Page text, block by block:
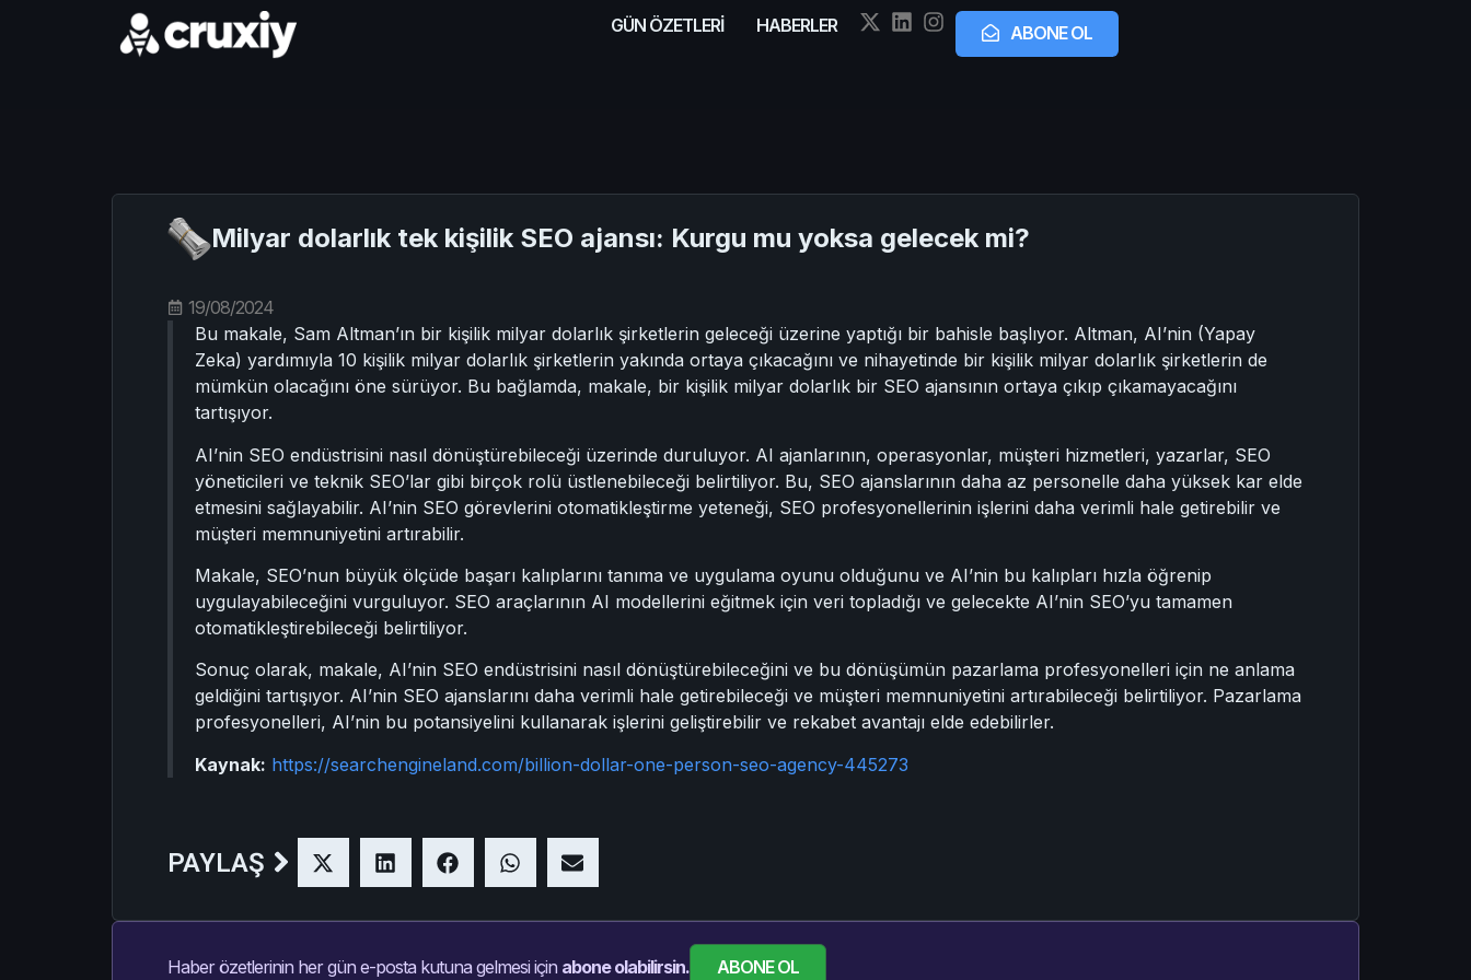
GÜN ÖZETLERİ HABERLER ABONE OL
Milyar dolarlık tek kişilik SEO ajansı: Kurgu mu yoksa gelecek mi?
19/08/2024
Bu makale, Sam Altman’ın bir kişilik milyar dolarlık şirketlerin geleceği üzerine yaptığı bir bahisle başlıyor. Altman, AI’nin (Yapay
Zeka) yardımıyla 10 kişilik milyar dolarlık şirketlerin yakında ortaya çıkacağını ve nihayetinde bir kişilik milyar dolarlık şirketlerin de
mümkün olacağını öne sürüyor. Bu bağlamda, makale, bir kişilik milyar dolarlık bir SEO ajansının ortaya çıkıp çıkamayacağını
tartışıyor.
AI’nin SEO endüstrisini nasıl dönüştürebileceği üzerinde duruluyor. AI ajanlarının, operasyonlar, müşteri hizmetleri, yazarlar, SEO
yöneticileri ve teknik SEO’lar gibi birçok rolü üstlenebileceği belirtiliyor. Bu, SEO ajanslarının daha az personelle daha yüksek kar elde
etmesini sağlayabilir. AI’nin SEO görevlerini otomatikleştirme yeteneği, SEO profesyonellerinin işlerini daha verimli hale getirebilir ve
müşteri memnuniyetini artırabilir.
Makale, SEO’nun büyük ölçüde başarı kalıplarını tanıma ve uygulama oyunu olduğunu ve AI’nin bu kalıpları hızla öğrenip
uygulayabileceğini vurguluyor. SEO araçlarının AI modellerini eğitmek için veri topladığı ve gelecekte AI’nin SEO’yu tamamen
otomatikleştirebileceği belirtiliyor.
Sonuç olarak, makale, AI’nin SEO endüstrisini nasıl dönüştürebileceğini ve bu dönüşümün pazarlama profesyonelleri için ne anlama
geldiğini tartışıyor. AI’nin SEO ajanslarını daha verimli hale getirebileceği ve müşteri memnuniyetini artırabileceği belirtiliyor. Pazarlama
profesyonelleri, AI’nin bu potansiyelini kullanarak işlerini geliştirebilir ve rekabet avantajı elde edebilirler.
Kaynak: https://searchengineland.com/billion-dollar-one-person-seo-agency-445273
PAYLAŞ
Haber özetlerinin her gün e-posta kutuna gelmesi için abone olabilirsin. ABONE OL